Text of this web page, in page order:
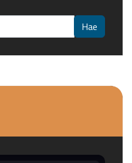
Hae